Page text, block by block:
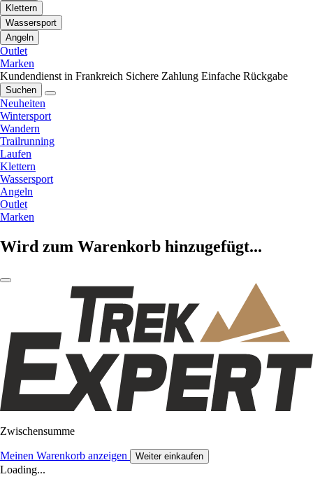
Klettern
Wassersport
Angeln
Outlet
Marken
Kundendienst in Frankreich Sichere Zahlung Einfache Rückgabe
Suchen
Neuheiten
Wintersport
Wandern
Trailrunning
Laufen
Klettern
Wassersport
Angeln
Outlet
Marken
Wird zum Warenkorb hinzugefügt...
Zwischensumme
Meinen Warenkorb anzeigen Weiter einkaufen
Loading...